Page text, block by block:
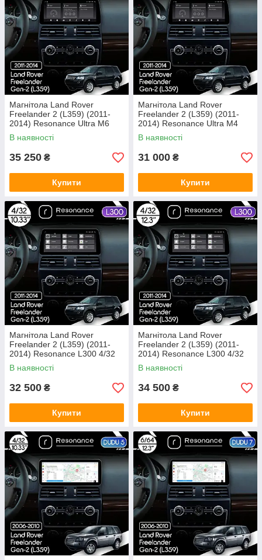
Магнітола Land Rover
Freelander 2 (L359) (2011-
2014) Resonance Ultra M6
(7862) 6/128, 12.3" QLED,
360 (BMW Style)
В наявності
35 250 ₴
Купити
Магнітола Land Rover
Freelander 2 (L359) (2011-
2014) Resonance Ultra M4
(7862) 4/64, 10.25" QLED,
360 (BMW Style)
В наявності
31 000 ₴
Купити
Магнітола Land Rover
Freelander 2 (L359) (2011-
2014) Resonance L300 4/32
10.33" QLED, 360 (BMW
Style)
В наявності
32 500 ₴
Купити
Магнітола Land Rover
Freelander 2 (L359) (2011-
2014) Resonance L300 4/32
12.3" QLED, 360 (BMW Style)
В наявності
34 500 ₴
Купити